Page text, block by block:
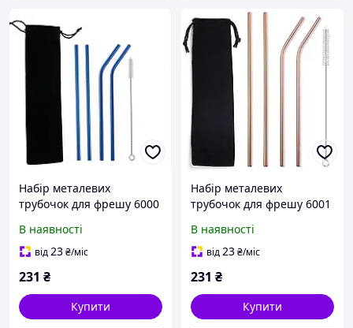
Набір металевих
трубочок для фрешу 6000
В наявності
від23₴/міс
231 ₴
Купити
Набір металевих
трубочок для фрешу 6001
В наявності
від23₴/міс
231 ₴
Купити